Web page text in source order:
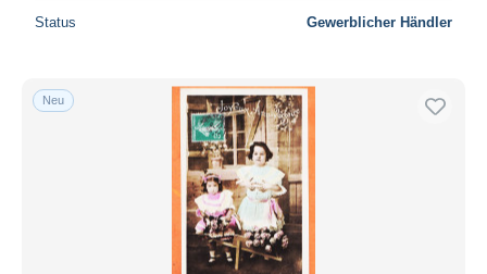
Status Gewerblicher Händler
Neu